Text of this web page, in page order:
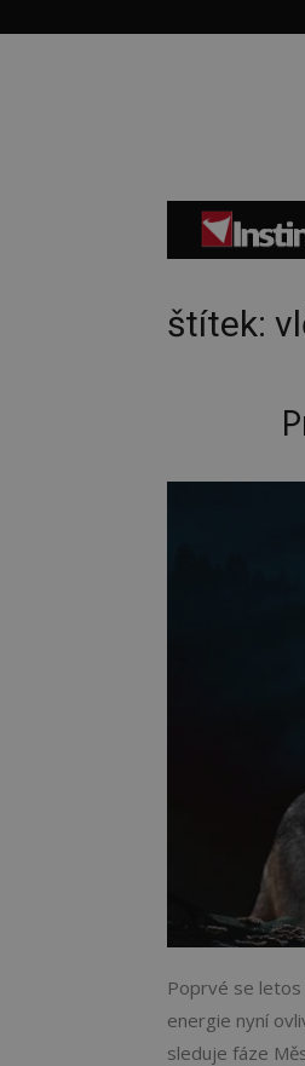
štítek:
Poprvé se letos
energie nyní
sleduje fáze